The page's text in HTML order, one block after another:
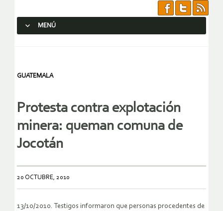
MENÚ
GUATEMALA
Protesta contra explotación
minera: queman comuna de
Jocotán
20 OCTUBRE, 2010
13/10/2010. Testigos informaron que personas procedentes de